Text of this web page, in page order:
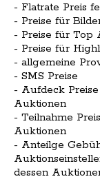
- Flatrate Preis
- Preise für
- Preise für Top
- Preise für
- allgemeine
- SMS Preise
- Aufdeck
Auktionen
- Teilnahme
Auktionen
- Anteilge
dessen